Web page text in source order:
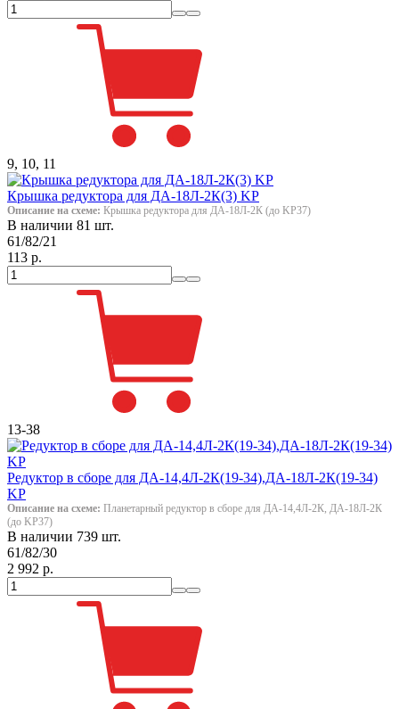
9, 10, 11
Крышка редуктора для ДА-18Л-2К(3) KP
Описание на схеме: Крышка редуктора для ДА-18Л-2К (до KP37)
В наличии 81 шт.
61/82/21
113 р.
13-38
Редуктор в сборе для ДА-14,4Л-2К(19-34),ДА-18Л-2К(19-34)
KP
Описание на схеме: Планетарный редуктор в сборе для ДА-14,4Л-2К, ДА-18Л-2К
(до KP37)
В наличии 739 шт.
61/82/30
2 992 р.